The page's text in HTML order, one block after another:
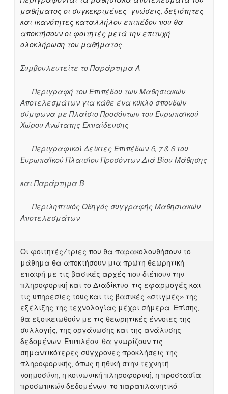
μαθήματος οι συγκεκριμένες γνώσεις, δεξιότητες
και ικανότητες καταλλήλου επιπέδου που θα
αποκτήσουν οι φοιτητές μετά την επιτυχή
ολοκλήρωση του μαθήματος.
Συμβουλευτείτε το Παράρτημα Α
· Περιγραφή του Επιπέδου των Μαθησιακών
Αποτελεσμάτων για κάθε ένα κύκλο σπουδών
σύμφωνα με Πλαίσιο Προσόντων του Ευρωπαϊκού
Χώρου Ανώτατης Εκπαίδευσης
· Περιγραφικοί Δείκτες Επιπέδων 6, 7 & 8 του
Ευρωπαϊκού Πλαισίου Προσόντων Διά Βίου Μάθησης
και Παράρτημα Β
· Περιληπτικός Οδηγός συγγραφής Μαθησιακών
Αποτελεσμάτων
Οι φοιτητές/τριες που θα παρακολουθήσουν το
μάθημα θα αποκτήσουν μια πρώτη θεωρητική
επαφή με τις βασικές αρχές που διέπουν την
πληροφορική και το Διαδίκτυο, τις εφαρμογές και
τις υπηρεσίες τους,και τις βασικές «στιγμές» της
εξέλιξης της τεχνολογίας μέχρι σήμερα. Επίσης,
θα εξοικειωθούν με τις θεωρητικές έννοιες της
συλλογής, της οργάνωσης και της ανάλυσης
δεδομένων. Επιπλέον, θα γνωρίζουν τις
σημαντικότερες σύγχρονες προκλήσεις της
πληροφορικής, όπως η ηθική στην τεχνητή
νοημοσύνη, η κοινωνική πληροφορική, η προστασία
προσωπικών δεδομένων, το παραπλανητικό